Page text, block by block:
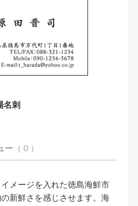
名刺
ー （ 0 ）
メージを入れた徳島海鮮市
新鮮さを感じさせます。海